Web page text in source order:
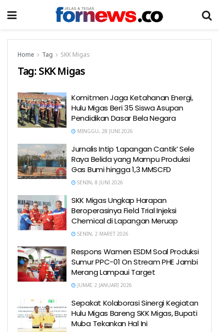
Home Tag SKK Migas
Tag: SKK Migas
Komitmen Jaga Ketahanan Energi,
Hulu Migas Beri 35 Siswa Asupan
Pendidikan Dasar Bela Negara
MINGGU, 28 JUNI 2026
Jurnalis Intip ‘Lapangan Cantik’ Sele
Raya Belida yang Mampu Produksi
Gas Bumi hingga 1,3 MMSCFD
SENIN, 8 JUNI 2026
SKK Migas Ungkap Harapan
Beroperasinya Field Trial Injeksi
Chemical di Lapangan Meruap
SENIN, 2 MARET 2026
Respons Wamen ESDM Soal Produksi
Sumur PPC-01 On Stream PHE Jambi
Merang Lampaui Target
JUMAT, 2 JANUARI 2026
Sepakat Kolaborasi Sinergi Kegiatan
Hulu Migas Bareng SKK Migas, Bupati
Muba Tekankan Hal Ini